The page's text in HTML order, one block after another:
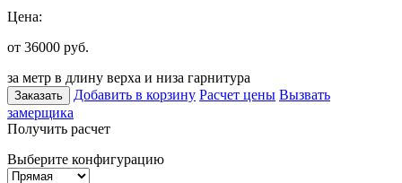
Цена:
от 36000 руб.
за метр в длину верха и низа гарнитура
Заказать Добавить в корзину Расчет цены Вызвать
замерщика
Получить расчет
Выберите конфигурацию